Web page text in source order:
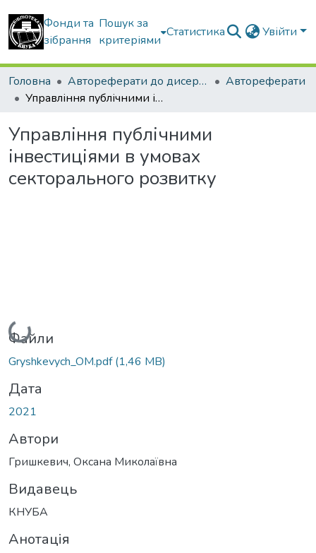
Фонди та
зібрання
Пошук за
критеріями
Статистика Увійти
Головна Автореферати до дисертацій
Автореферати
Управління публічними інвестиціями в умовах секторального розвитку
Управління публічними
інвестиціями в умовах
секторального розвитку
Вантажиться...
Файли
Gryshkevych_OM.pdf(1,46 MB)
Дата
2021
Автори
Гришкевич, Оксана Миколаївна
Видавець
КНУБА
Анотація